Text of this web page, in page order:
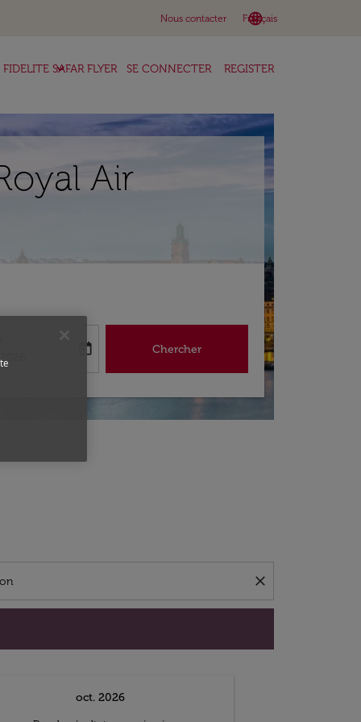
Nous contacter language
Français
keyboard_arrow_down
FIDELITE SAFAR FLYER
keyboard_arrow_down SE CONNECTER REGISTER
Air
return-date-aria-label
today Chercher
close
oct. 2026